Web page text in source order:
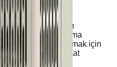
Alma Cihazı
cihazı, yüksek nem
alanlarda yoğuşma
şekilde uzaklaştırmak için
depolar ve inşaat
sağlar.